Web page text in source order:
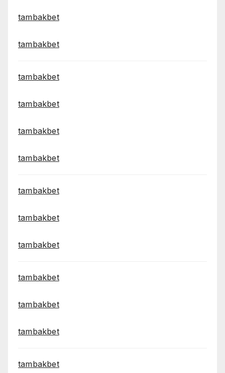
tambakbet
tambakbet
tambakbet
tambakbet
tambakbet
tambakbet
tambakbet
tambakbet
tambakbet
tambakbet
tambakbet
tambakbet
tambakbet